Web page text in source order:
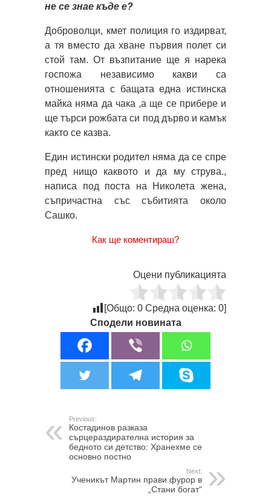
не се знае къде е?
Доброволци, кмет полиция го издирват,
а тя вместо да хване първия полет си
стой там. От възпитание ще я нарека
госпожа независимо какви са
отношенията с бащата една истинска
майка няма да чака ,а ще се прибере и
ще търси рожбата си под дърво и камък
както се казва.
Един истински родител няма да се спре
пред нищо каквото и да му струва.,
написа под поста на Николета жена,
съпричастна със събитията около
Сашко.
Как ще коментираш?
Оцени публикацията
[Общо: 0 Средна оценка: 0]
Сподели новината
Previous:
Костадинов разказа
сърцераздирателна история за
бедното си детство: Хранехме се
основно постно
Next:
Ученикът Мартин прави фурор в
„Стани богат“